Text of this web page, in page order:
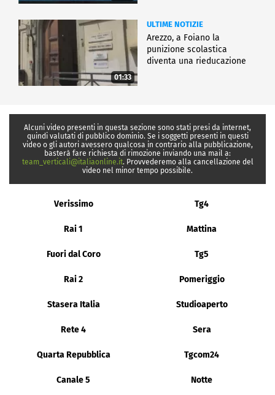
01:33
ULTIME NOTIZIE
Arezzo, a Foiano la
punizione scolastica
diventa una rieducazione
Alcuni video presenti in questa sezione sono stati presi da internet,
quindi valutati di pubblico dominio. Se i soggetti presenti in questi
video o gli autori avessero qualcosa in contrario alla pubblicazione,
basterà fare richiesta di rimozione inviando una mail a:
team_verticali@italiaonline.it. Provvederemo alla cancellazione del
video nel minor tempo possibile.
Verissimo Tg4
Rai 1 Mattina
Fuori dal Coro Tg5
Rai 2 Pomeriggio
Stasera Italia Studioaperto
Rete 4 Sera
Quarta Repubblica Tgcom24
Canale 5 Notte